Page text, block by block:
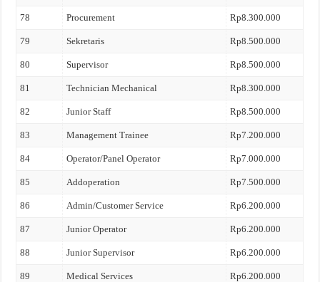
78 Procurement Rp8.300.000
79 Sekretaris Rp8.500.000
80 Supervisor Rp8.500.000
81 Technician Mechanical Rp8.300.000
82 Junior Staff Rp8.500.000
83 Management Trainee Rp7.200.000
84 Operator/Panel Operator Rp7.000.000
85 Addoperation Rp7.500.000
86 Admin/Customer Service Rp6.200.000
87 Junior Operator Rp6.200.000
88 Junior Supervisor Rp6.200.000
89 Medical Services Rp6.200.000